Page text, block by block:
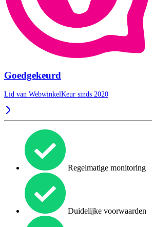
Goedgekeurd
Lid van WebwinkelKeur sinds 2020
Regelmatige monitoring
Duidelijke voorwaarden